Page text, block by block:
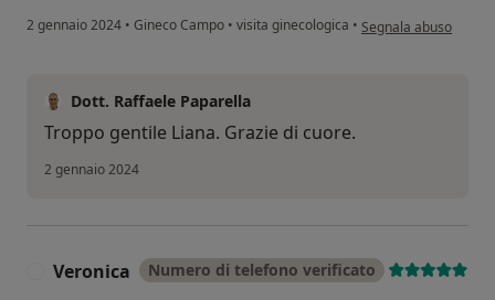
2 gennaio 2024 • Gineco Campo • visita ginecologica • secondo l'opinione
Segnala abuso
Dott. Raffaele Paparella
Troppo gentile Liana. Grazie di cuore.
2 gennaio 2024
Veronica Numero di telefono verificato